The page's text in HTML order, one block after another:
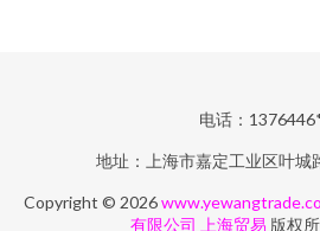
电话：
地址：上海市嘉定工业区叶城
Copyright © 2026
有限公司
上海贸易 版权